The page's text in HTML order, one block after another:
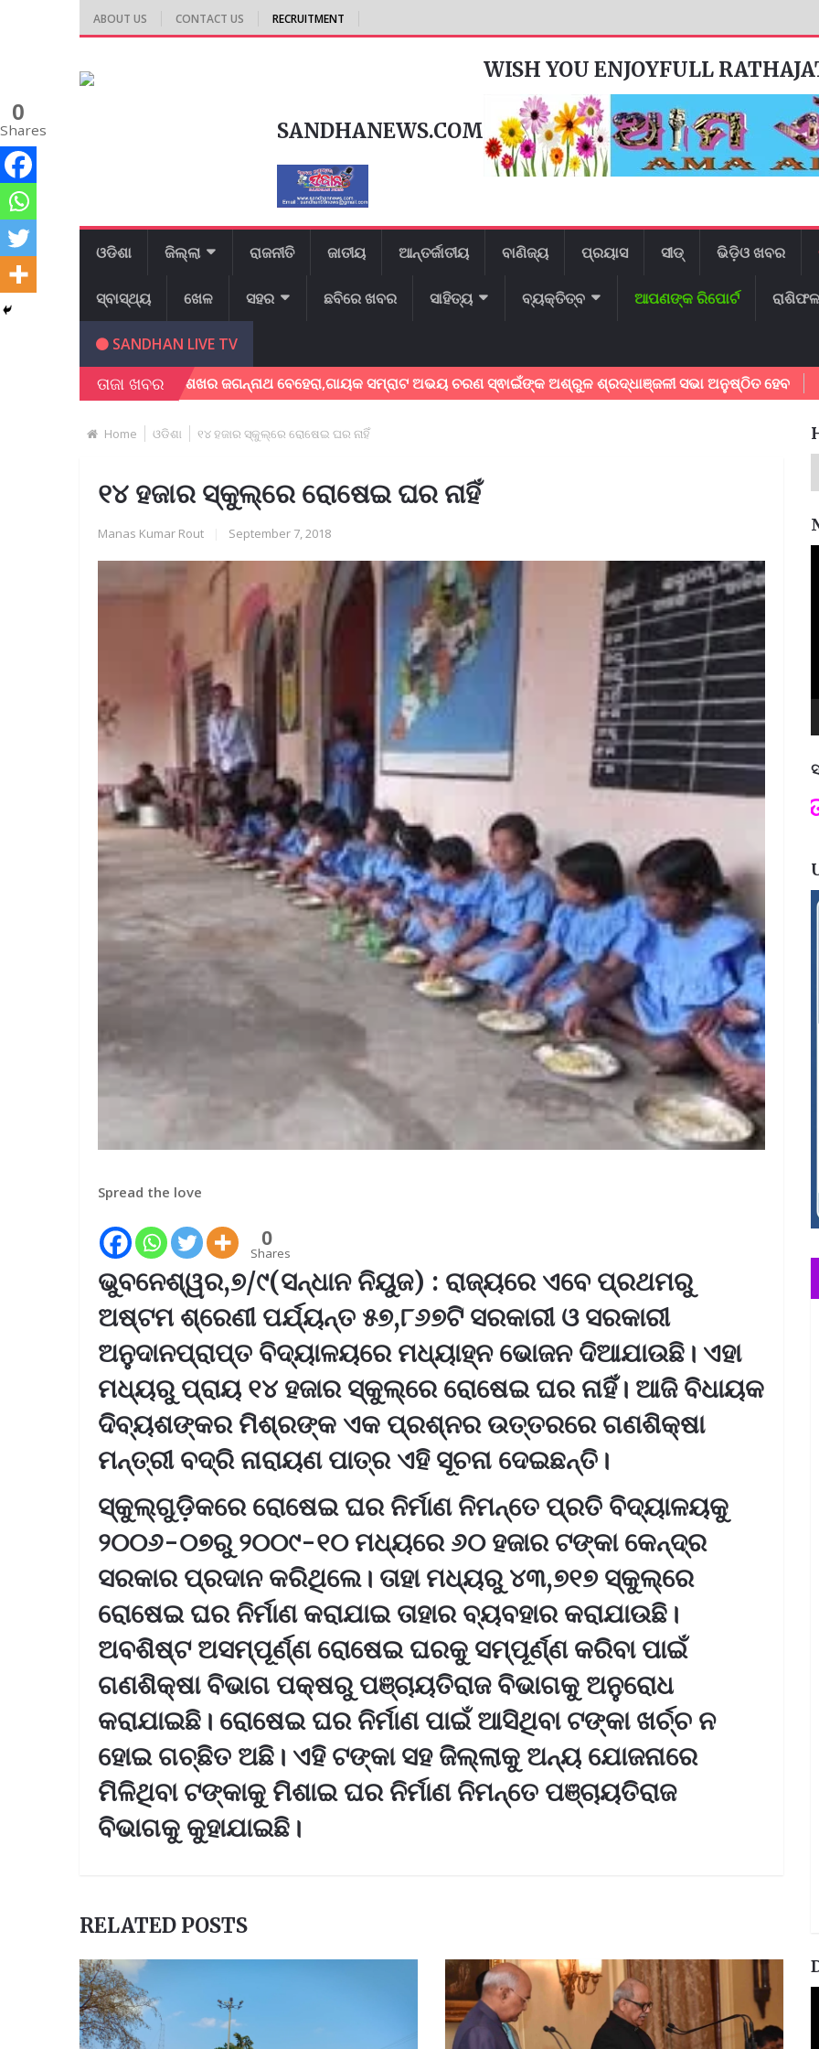
ABOUT US CONTACT US RECRUITMENT
WISH YOU ENJOYFULL
SANDHANEWS.COM
ଓଡିଶା ଜିଲ୍ଲା ରାଜନୀତି ଜାତୀୟ ଆନ୍ତର୍ଜାତୀୟ ବାଣିଜ୍ୟ ପ୍ରୟାସ ସୀଡ୍ ଭିଡ଼ିଓ ଖବର
ସ୍ବାସ୍ଥ୍ୟ ଖେଳ ସହର ଛବିରେ ଖବର ସାହିତ୍ୟ ବ୍ୟକ୍ତିତ୍ବ ଆପଣଙ୍କ ରିପୋର୍ଟ ରାଶିଫଳ
SANDHAN LIVE TV
ତାଜା ଖବର
ଗାୟକ ଶେଖର ଜଗନ୍ନାଥ ବେହେରା,ଗାୟକ ସମ୍ରାଟ ଅଭୟ ଚରଣ ସ୍ଵାଇଁଙ୍କ ଅଶ୍ରୁଳ ଶ୍ରଦ୍ଧାଞ୍ଜଳୀ ସଭା ଅନୁଷ୍ଠିତ ହେବ
Home ଓଡିଶା ୧୪ ହଜାର ସ୍କୁଲ୍‌ରେ ରୋଷେଇ ଘର ନାହିଁ
୧୪ ହଜାର ସ୍କୁଲ୍‌ରେ ରୋଷେଇ ଘର ନାହିଁ
Manas Kumar Rout September 7, 2018
Spread the love
0
Shares
ଭୁବନେଶ୍ୱର,୭/୯(ସନ୍ଧାନ ନିୟୁଜ) : ରାଜ୍ୟରେ ଏବେ ପ୍ରଥମରୁ
ଅଷ୍ଟମ ଶ୍ରେଣୀ ପର୍ଯ୍ୟନ୍ତ ୫୭,୮୬୭ଟି ସରକାରୀ ଓ ସରକାରୀ
ଅନୁଦାନପ୍ରାପ୍ତ ବିଦ୍ୟାଳୟରେ ମଧ୍ୟାହ୍ନ ଭୋଜନ ଦିଆଯାଉଛି। ଏହା
ମଧ୍ୟରୁ ପ୍ରାୟ ୧୪ ହଜାର ସ୍କୁଲ୍‌ରେ ରୋଷେଇ ଘର ନାହିଁ। ଆଜି ବିଧାୟକ
ଦିବ୍ୟଶଙ୍କର ମିଶ୍ରଙ୍କ ଏକ ପ୍ରଶ୍ନର ଉତ୍ତରରେ ଗଣଶିକ୍ଷା
ମନ୍ତ୍ରୀ ବଦ୍ରି ନାରାୟଣ ପାତ୍ର ଏହି ସୂଚନା ଦେଇଛନ୍ତି।
ସ୍କୁଲ୍‌ଗୁଡ଼ିକରେ ରୋଷେଇ ଘର ନିର୍ମାଣ ନିମନ୍ତେ ପ୍ରତି ବିଦ୍ୟାଳୟକୁ
୨୦୦୬-୦୭ରୁ ୨୦୦୯-୧୦ ମଧ୍ୟରେ ୬୦ ହଜାର ଟଙ୍କା କେନ୍ଦ୍ର
ସରକାର ପ୍ରଦାନ କରିଥିଲେ। ତାହା ମଧ୍ୟରୁ ୪୩,୭୧୭ ସ୍କୁଲ୍‌ରେ
ରୋଷେଇ ଘର ନିର୍ମାଣ କରାଯାଇ ତାହାର ବ୍ୟବହାର କରାଯାଉଛି।
ଅବଶିଷ୍ଟ ଅସମ୍ପୂର୍ଣ୍ଣ ରୋଷେଇ ଘରକୁ ସମ୍ପୂର୍ଣ୍ଣ କରିବା ପାଇଁ
ଗଣଶିକ୍ଷା ବିଭାଗ ପକ୍ଷରୁ ପଞ୍ଚାୟତିରାଜ ବିଭାଗକୁ ଅନୁରୋଧ
କରାଯାଇଛି। ରୋଷେଇ ଘର ନିର୍ମାଣ ପାଇଁ ଆସିଥିବା ଟଙ୍କା ଖର୍ଚ୍ଚ ନ
ହୋଇ ଗଚ୍ଛିତ ଅଛି। ଏହି ଟଙ୍କା ସହ ଜିଲ୍ଲାକୁ ଅନ୍ୟ ଯୋଜନାରେ
ମିଳିଥିବା ଟଙ୍କାକୁ ମିଶାଇ ଘର ନିର୍ମାଣ ନିମନ୍ତେ ପଞ୍ଚାୟତିରାଜ
ବିଭାଗକୁ କୁହାଯାଇଛି।
0
Shares
RELATED POSTS
ପଦ୍ମଶ୍ରୀ ଜୟନ୍ତ ମହାପାତ୍ର